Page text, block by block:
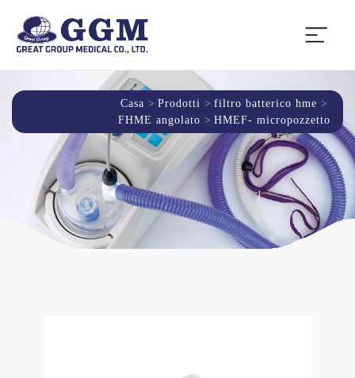
Casa Prodotti
filtro batterico hme
FHME angolato
HMEF- micropozzetto